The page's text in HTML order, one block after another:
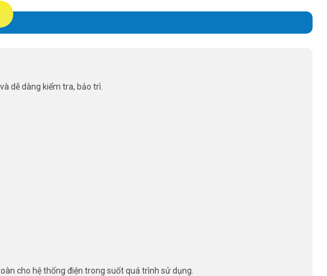
dễ dàng kiểm tra, bảo trì.
cho hệ thống điện trong suốt quá trình sử dụng.